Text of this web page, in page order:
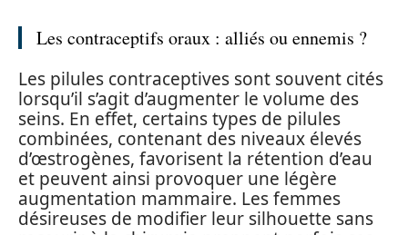
Les contraceptifs oraux : alliés ou ennemis ?
Les pilules contraceptives sont souvent cités
lorsqu’il s’agit d’augmenter le volume des
seins. En effet, certains types de pilules
combinées, contenant des niveaux élevés
d’œstrogènes, favorisent la rétention d’eau
et peuvent ainsi provoquer une légère
augmentation mammaire. Les femmes
désireuses de modifier leur silhouette sans